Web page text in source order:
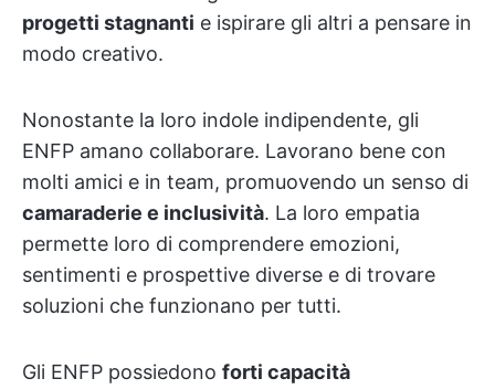
progetti stagnanti e ispirare gli altri a pensare in
modo creativo.
Nonostante la loro indole indipendente, gli
ENFP amano collaborare. Lavorano bene con
molti amici e in team, promuovendo un senso di
camaraderie e inclusività. La loro empatia
permette loro di comprendere emozioni,
sentimenti e prospettive diverse e di trovare
soluzioni che funzionano per tutti.
Gli ENFP possiedono forti capacità